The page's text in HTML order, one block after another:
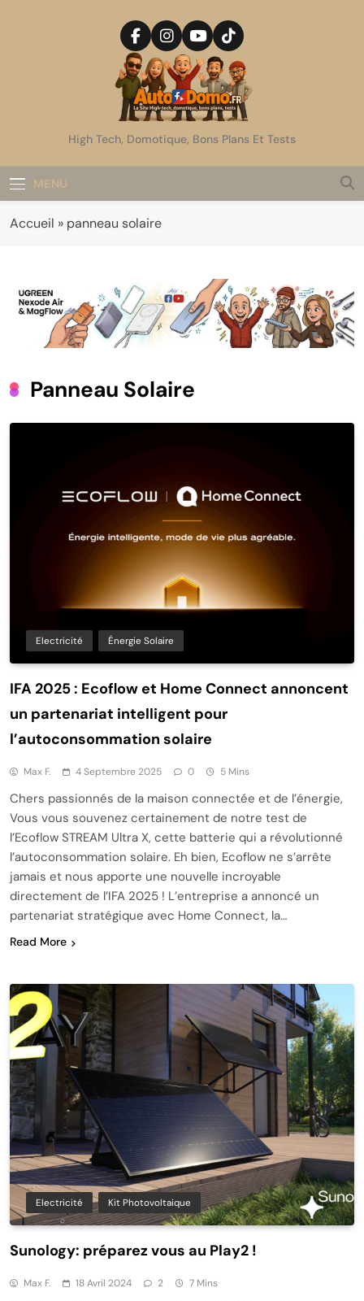
AutoDomo
High Tech, Domotique, Bons Plans Et Tests
MENU
Accueil » panneau solaire
Panneau Solaire
Electricité Énergie Solaire
IFA 2025 : Ecoflow et Home Connect annoncent
un partenariat intelligent pour
l’autoconsommation solaire
Max F. 4 Septembre 2025 0 5 Mins
Chers passionnés de la maison connectée et de l’énergie,
Vous vous souvenez certainement de notre test de
l’Ecoflow STREAM Ultra X, cette batterie qui a révolutionné
l’autoconsommation solaire. Eh bien, Ecoflow ne s’arrête
jamais et nous apporte une nouvelle incroyable
directement de l’IFA 2025 ! L’entreprise a annoncé un
partenariat stratégique avec Home Connect, la…
Read More
Electricité Kit Photovoltaique
Sunology: préparez vous au Play2 !
Max F. 18 Avril 2024 2 7 Mins